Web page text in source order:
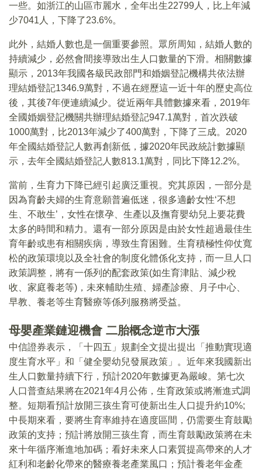
一些。如浙江的山區市麗水，全年出生22799人，比上年減
少7041人，下降了23.6%。
此外，結婚人數也是一個重要參照。眾所周知，結婚人數的
持續減少，必然會間接導致出生人口數量的下滑。相關數據
顯示，2013年我國各級民政部門和婚姻登記機構共依法辦
理結婚登記1346.9萬對，不過在經歷這一近十年的歷史高位
後，其後7年便連續減少。從近兩年具體數據來看，2019年
全國婚姻登記機關共辦理結婚登記947.1萬對，首次跌破
1000萬對，比2013年減少了400萬對，下降了三成。2020
年全國結婚登記人數再創新低，據2020年民政統計數據顯
示，去年全國結婚登記人數813.1萬對，同比下降12.2%。
當前，生育力下降已經引起廣泛重視。究其原因，一部分是
因為育齡夫婦的生育意願普遍低迷，很多適齡女性‘不想
生、不敢生’，女性在懷孕、生產以及撫育嬰幼兒上要花費
太多的時間和精力。還有一部分原因是由於女性超過最佳生
育年齡或患有相關疾病，導致生育困難。生育積極性仰仗寬
松的政策環境以及全社會的制度化體係化支持，而一旦人口
政策調整，將有一係列的配套政策(如生育津貼、減少稅
收、家庭養老等)，未來輔助生殖、婦產診療、月子中心、
早教、養老等生育醫療等係列服務將受益。
母嬰產業鏈迎機會 二胎概念逆市大漲
中信證券表示，「十四五」規劃全文提出提出「推動實現適
度生育水平」和「健全嬰幼兒發展政策」。近年來我國新出
生人口數量持續下行，預計2020年數據更為嚴峻。第七次
人口普查結果將在2021年4月公佈，生育政策或將漸進式調
整。短期看預計放開三孩生育可使新出生人口提升約10%;
中長期來看，要將生育率維持在適度區間，仍需要生育鼓勵
政策的支持；預計將放開三孩生育，而生育鼓勵政策將在未
來十年循序漸進地加碼；看好未來人口素質提高帶來的人才
紅利和老齡化帶來的醫療養老產業風口；預計養老年金產